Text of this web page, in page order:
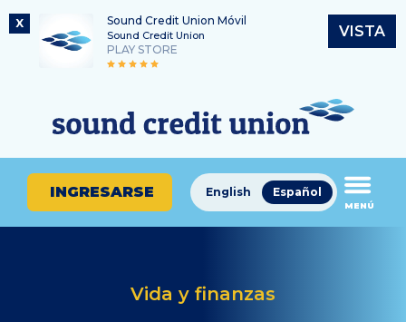
X Sound Credit Union Móvil
Sound Credit Union
PLAY STORE
VISTA
contenido
sesión
banca
en
Número de ruta
325183220
¿En
qué
podemos
ayudarle
a
encontrar?
Español
English
INGRESARSE
MENÚ
Vida y finanzas